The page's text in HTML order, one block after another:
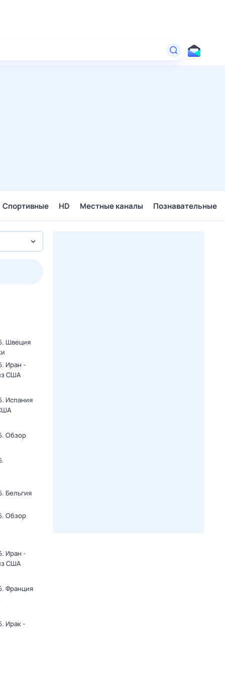
Спортивные HD Местные каналы Познавательные
Швеция
Иран -
США
Испания
Обзор
Бельгия
Обзор
Иран -
США
Франция
Ирак -